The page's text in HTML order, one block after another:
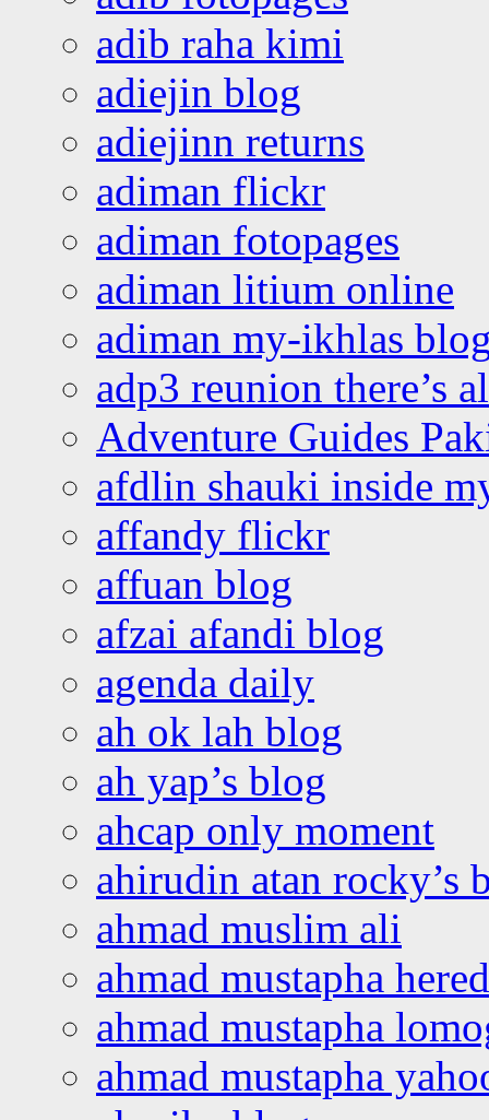
adib raha kimi
adiejin blog
adiejinn returns
adiman flickr
adiman fotopages
adiman litium online
adiman my-ikhlas
adp3 reunion there’s
Adventure Guides
afdlin shauki inside
affandy flickr
affuan blog
afzai afandi blog
agenda daily
ah ok lah blog
ah yap’s blog
ahcap only moment
ahirudin atan rocky’s
ahmad muslim ali
ahmad mustapha
ahmad mustapha
ahmad mustapha